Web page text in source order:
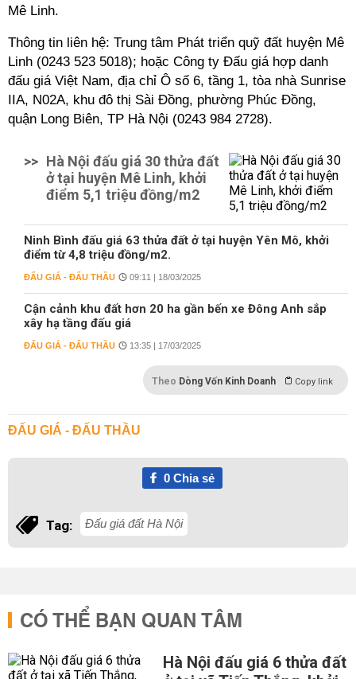
Mê Linh.
Thông tin liên hệ: Trung tâm Phát triển quỹ đất huyện Mê
Linh (0243 523 5018); hoặc Công ty Đấu giá hợp danh
đấu giá Việt Nam, địa chỉ Ô số 6, tầng 1, tòa nhà Sunrise
IIA, N02A, khu đô thị Sài Đồng, phường Phúc Đồng,
quận Long Biên, TP Hà Nội (0243 984 2728).
>> Hà Nội đấu giá 30 thửa đất
ở tại huyện Mê Linh, khởi
điểm 5,1 triệu đồng/m2
Ninh Bình đấu giá 63 thửa đất ở tại huyện Yên Mô, khởi
điểm từ 4,8 triệu đồng/m2.
ĐẤU GIÁ - ĐẤU THẦU 09:11 | 18/03/2025
Cận cảnh khu đất hơn 20 ha gần bến xe Đông Anh sắp
xây hạ tầng đấu giá
ĐẤU GIÁ - ĐẤU THẦU 13:35 | 17/03/2025
Theo Dòng Vốn Kinh Doanh Copy link
ĐẤU GIÁ - ĐẤU THẦU
0Chia sẻ
Tag: Đấu giá đất Hà Nội
CÓ THỂ BẠN QUAN TÂM
Hà Nội đấu giá 6 thửa đất